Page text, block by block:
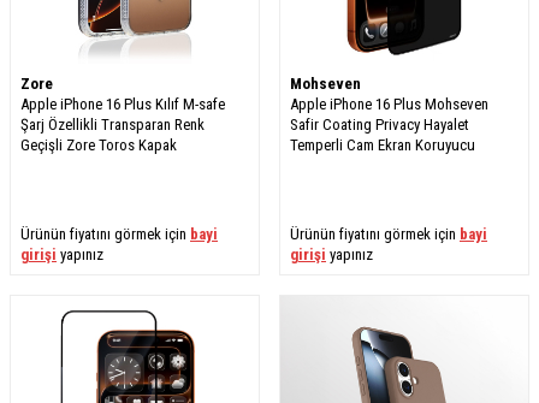
Zore
Apple iPhone 16 Plus Kılıf M-safe
Şarj Özellikli Transparan Renk
Geçişli Zore Toros Kapak
Ürünün fiyatını görmek için bayi
girişi yapınız
Mohseven
Apple iPhone 16 Plus Mohseven
Safir Coating Privacy Hayalet
Temperli Cam Ekran Koruyucu
Ürünün fiyatını görmek için bayi
girişi yapınız